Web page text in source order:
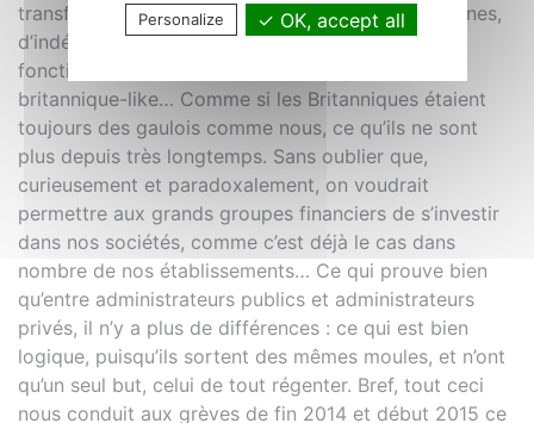
transformer des druides qui rêvent encore de chênes,
d’indépendance et de pouvoirs magiques, en
fonctionnaires dociles au sein d’un système
britannique-like… Comme si les Britanniques étaient
toujours des gaulois comme nous, ce qu’ils ne sont
plus depuis très longtemps. Sans oublier que,
curieusement et paradoxalement, on voudrait
permettre aux grands groupes financiers de s’investir
dans nos sociétés, comme c’est déjà le cas dans
nombre de nos établissements… Ce qui prouve bien
qu’entre administrateurs publics et administrateurs
privés, il n’y a plus de différences : ce qui est bien
logique, puisqu’ils sortent des mêmes moules, et n’ont
qu’un seul but, celui de tout régenter. Bref, tout ceci
nous conduit aux grèves de fin 2014 et début 2015 ce
Personalize OK, accept all